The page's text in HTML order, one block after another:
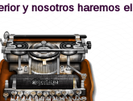
y nosotros haremos el